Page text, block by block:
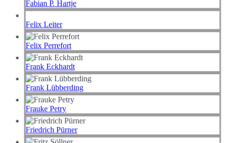
Fabian P. Hartje
Felix Leiter
Felix Perrefort
Frank Eckhardt
Frank Lübberding
Frauke Petry
Friedrich Pürner